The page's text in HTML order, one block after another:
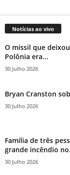
Notícias ao vivo
O míssil que
Polônia era...
30 Julho 2026
Bryan Cranston
30 Julho 2026
Família de três
grande incêndio
30 Julho 2026